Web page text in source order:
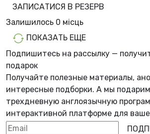
ЗАПИСАТИСЯ В РЕЗЕРВ
Залишилось 0 місць
ПОКАЗАТЬ ЕЩЕ
Подпишитесь на рассылку —
подарок
Получайте полезные материалы,
интересные подборки. А мы
трехдневную англоязычную
интерактивной платформе для